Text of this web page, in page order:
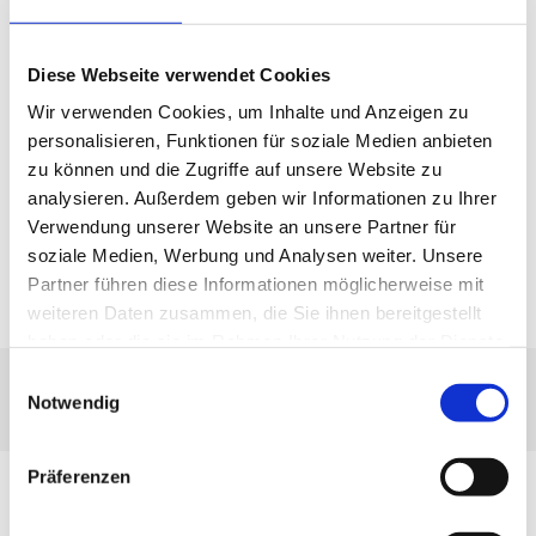
Diese Webseite verwendet Cookies
Wir verwenden Cookies, um Inhalte und Anzeigen zu
personalisieren, Funktionen für soziale Medien anbieten
zu können und die Zugriffe auf unsere Website zu
analysieren. Außerdem geben wir Informationen zu Ihrer
Verwendung unserer Website an unsere Partner für
soziale Medien, Werbung und Analysen weiter. Unsere
Partner führen diese Informationen möglicherweise mit
weiteren Daten zusammen, die Sie ihnen bereitgestellt
Notwendig
Präferenzen
Nachbarlichen Baumaßnahmen
Öffentlichen Erschließungen
Verlegung von Ver- und
Entsorgungsleitungen
Abbrucharbeiten